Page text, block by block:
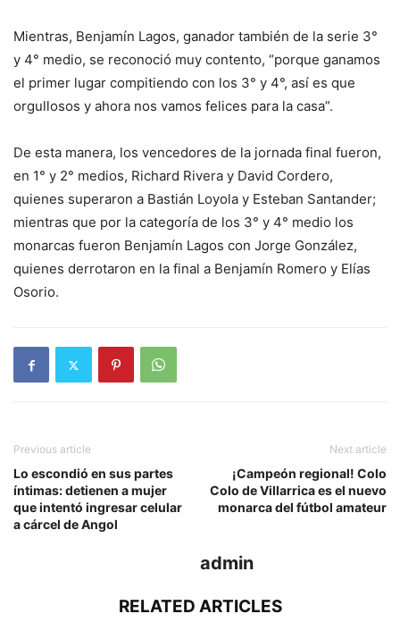
Mientras, Benjamín Lagos, ganador también de la serie 3°
y 4° medio, se reconoció muy contento, “porque ganamos
el primer lugar compitiendo con los 3° y 4°, así es que
orgullosos y ahora nos vamos felices para la casa”.
De esta manera, los vencedores de la jornada final fueron,
en 1° y 2° medios, Richard Rivera y David Cordero,
quienes superaron a Bastián Loyola y Esteban Santander;
mientras que por la categoría de los 3° y 4° medio los
monarcas fueron Benjamín Lagos con Jorge González,
quienes derrotaron en la final a Benjamín Romero y Elías
Osorio.
Previous article
Lo escondió en sus partes
íntimas: detienen a mujer
que intentó ingresar celular
a cárcel de Angol
Next article
¡Campeón regional! Colo
Colo de Villarrica es el nuevo
monarca del fútbol amateur
admin
RELATED ARTICLES